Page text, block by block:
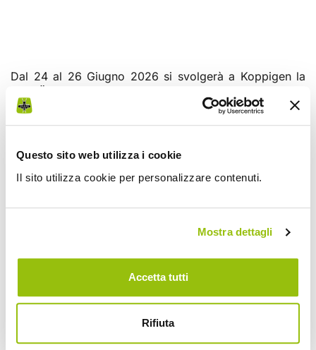
Questo sito web utilizza i cookie
Il sito utilizza cookie per personalizzare contenuti.
Mostra dettagli
Accetta tutti
Rifiuta
Dal 24 al 26 Giugno 2026 si svolgerà a Koppigen la
fiera Öga - der Treffpunkt der Grünen Branche.
Giunta quest'anno alla sua 35esima edizione, si tratta
del principale evento fieristico nel settore del verde in
12 ettari.
Eventi e fiere